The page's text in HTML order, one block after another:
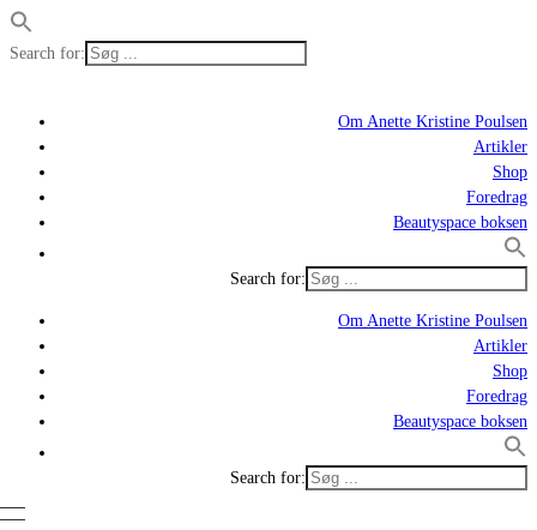
Search for:
Om Anette Kristine Poulsen
Artikler
Shop
Foredrag
Beautyspace boksen
Search for:
Om Anette Kristine Poulsen
Artikler
Shop
Foredrag
Beautyspace boksen
Search for: